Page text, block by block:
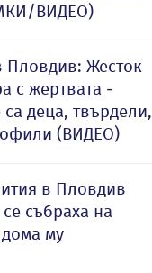
ВИДЕО)
Пловдив: Жесток
с жертвата -
деца, твърдели,
(ВИДЕО)
в Пловдив
събраха на
му